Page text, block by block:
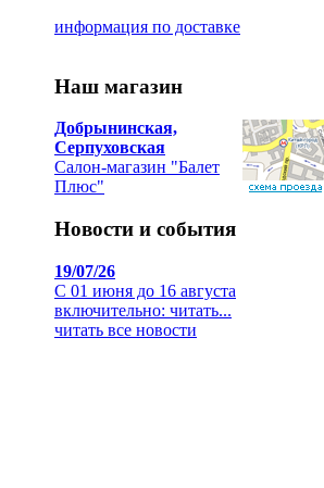
информация по доставке
Наш магазин
Добрынинская,
Серпуховская
Салон-магазин "Балет
Плюс"
Новости и события
19/07/26
С 01 июня до 16 августа
включительно: читать...
читать все новости